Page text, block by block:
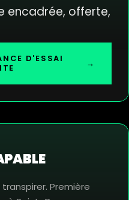
encadrée, offerte,
D'ESSAI
→
Première